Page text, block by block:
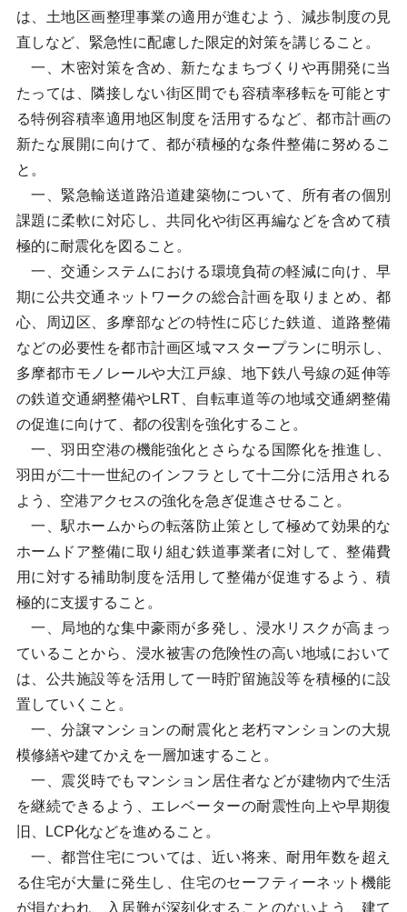
は、土地区画整理事業の適用が進むよう、減歩制度の見
直しなど、緊急性に配慮した限定的対策を講じること。
一、木密対策を含め、新たなまちづくりや再開発に当
たっては、隣接しない街区間でも容積率移転を可能とす
る特例容積率適用地区制度を活用するなど、都市計画の
新たな展開に向けて、都が積極的な条件整備に努めるこ
と。
一、緊急輸送道路沿道建築物について、所有者の個別
課題に柔軟に対応し、共同化や街区再編などを含めて積
極的に耐震化を図ること。
一、交通システムにおける環境負荷の軽減に向け、早
期に公共交通ネットワークの総合計画を取りまとめ、都
心、周辺区、多摩部などの特性に応じた鉄道、道路整備
などの必要性を都市計画区域マスタープランに明示し、
多摩都市モノレールや大江戸線、地下鉄八号線の延伸等
の鉄道交通網整備やLRT、自転車道等の地域交通網整備
の促進に向けて、都の役割を強化すること。
一、羽田空港の機能強化とさらなる国際化を推進し、
羽田が二十一世紀のインフラとして十二分に活用される
よう、空港アクセスの強化を急ぎ促進させること。
一、駅ホームからの転落防止策として極めて効果的な
ホームドア整備に取り組む鉄道事業者に対して、整備費
用に対する補助制度を活用して整備が促進するよう、積
極的に支援すること。
一、局地的な集中豪雨が多発し、浸水リスクが高まっ
ていることから、浸水被害の危険性の高い地域において
は、公共施設等を活用して一時貯留施設等を積極的に設
置していくこと。
一、分譲マンションの耐震化と老朽マンションの大規
模修繕や建てかえを一層加速すること。
一、震災時でもマンション居住者などが建物内で生活
を継続できるよう、エレベーターの耐震性向上や早期復
旧、LCP化などを進めること。
一、都営住宅については、近い将来、耐用年数を超え
る住宅が大量に発生し、住宅のセーフティーネット機能
が損なわれ、入居難が深刻化することのないよう、建て